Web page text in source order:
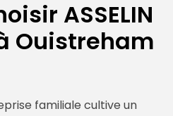
ASSELIN
Ouistreham
familiale cultive un